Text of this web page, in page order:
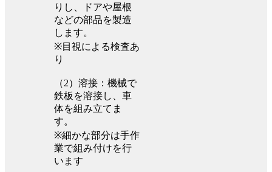
りし、ドアや屋根
などの部品を製造
します。
※目視による検査あ
り
（2）溶接：機械で
鉄板を溶接し、車
体を組み立てま
す。
※細かな部分は手作
業で組み付けを行
います